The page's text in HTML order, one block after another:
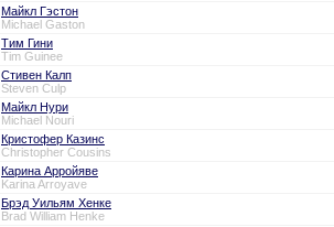
Майкл Гэстон
Michael Gaston
Тим Гини
Tim Guinee
Стивен Калп
Steven Culp
Майкл Нури
Michael Nouri
Кристофер Казинс
Christopher Cousins
Карина Арройяве
Karina Arroyave
Брэд Уильям Хенке
Brad William Henke